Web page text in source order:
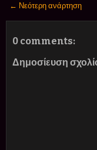
← Νεότερη ανάρτηση
0 comments:
Δημοσίευση